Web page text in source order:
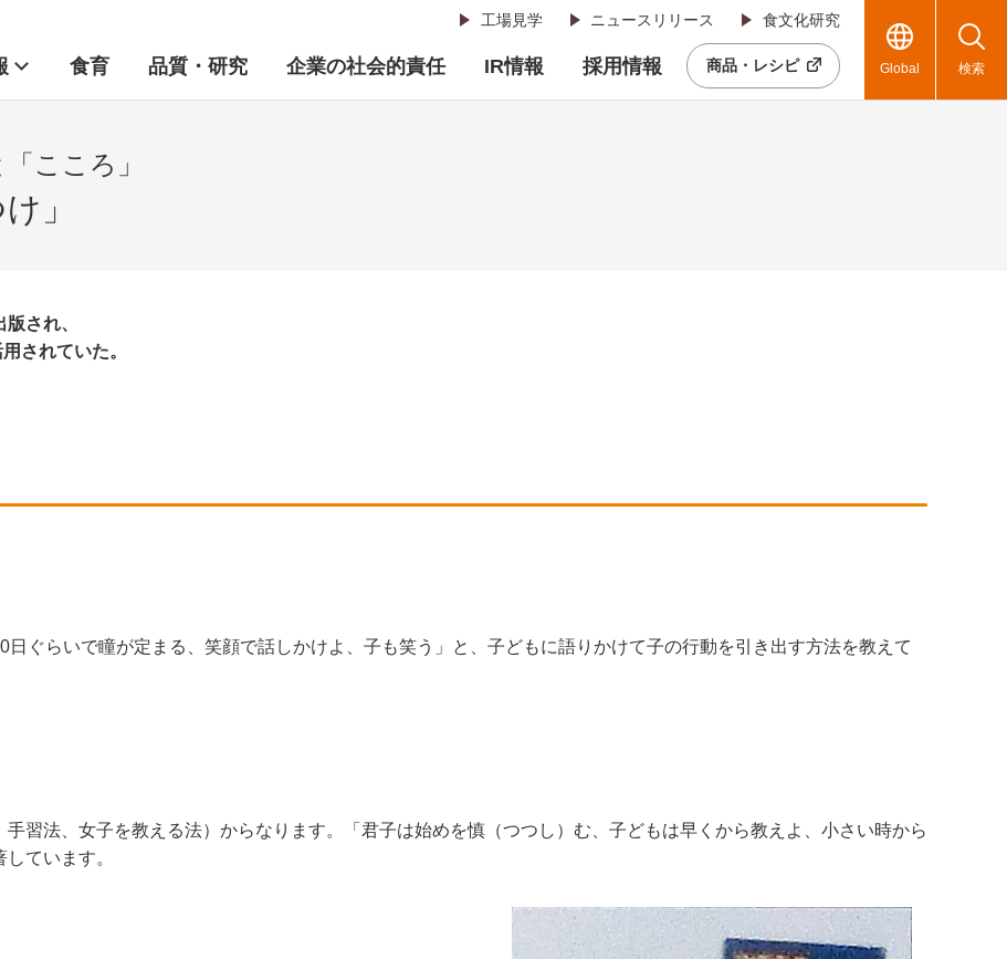
工場見学 ニュースリリース 食文化研究
食育 品質・研究 企業の社会的責任 IR情報 採用情報 商品・レシピ Global 検索
こころ」
」
され、
されていた。
ぐらいで瞳が定まる、笑顔で話しかけよ、子も笑う」と、子どもに語りかけて子の行動を引き出す方法を教えて
習法、女子を教える法）からなります。「君子は始めを慎（つつし）む、子どもは早くから教えよ、小さい時から
ています。